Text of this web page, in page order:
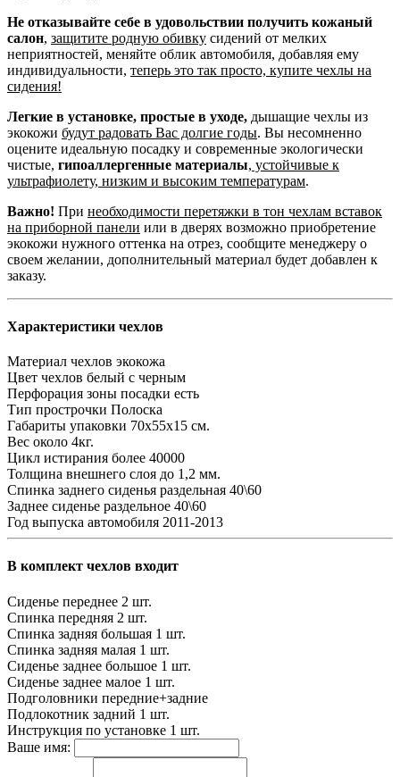
Не отказывайте себе в удовольствии получить кожаный
салон, защитите родную обивку сидений от мелких
неприятностей, меняйте облик автомобиля, добавляя ему
индивидуальности, теперь это так просто, купите чехлы на
сидения!
Легкие в установке, простые в уходе, дышащие чехлы из
экокожи будут радовать Вас долгие годы. Вы несомненно
оцените идеальную посадку и современные экологически
чистые, гипоаллергенные материалы, устойчивые к
ультрафиолету, низким и высоким температурам.
Важно! При необходимости перетяжки в тон чехлам вставок
на приборной панели или в дверях возможно приобретение
экокожи нужного оттенка на отрез, сообщите менеджеру о
своем желании, дополнительный материал будет добавлен к
заказу.
Характеристики чехлов
Материал чехлов экокожа
Цвет чехлов белый с черным
Перфорация зоны посадки есть
Тип прострочки Полоска
Габариты упаковки 70х55х15 см.
Вес около 4кг.
Цикл истирания более 40000
Толщина внешнего слоя до 1,2 мм.
Спинка заднего сиденья раздельная 40\60
Заднее сиденье раздельное 40\60
Год выпуска автомобиля 2011-2013
В комплект чехлов входит
Сиденье переднее 2 шт.
Спинка передняя 2 шт.
Спинка задняя большая 1 шт.
Спинка задняя малая 1 шт.
Сиденье заднее большое 1 шт.
Сиденье заднее малое 1 шт.
Подголовники передние+задние
Подлокотник задний 1 шт.
Инструкция по установке 1 шт.
Ваше имя: